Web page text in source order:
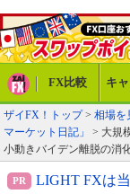
FX比較 キ
ザイFX！トップ> 相場を
マーケット日記」
> 大規
小動きバイデン離脱の消
LIGHT FXは